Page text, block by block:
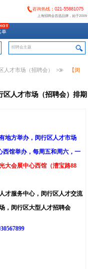
咨询热线： 021-55881075
上海招聘会首选品牌，始于2009
单
人才市场（招聘会） >>
【闵
区人才市场（招聘会）排期
地方举办，闵行区人才市场
西馆举办，每周五和周六，一
大会展中心西馆（漕宝路88
才服务中心，闵行区人才交流
，闵行区大型人才招聘会